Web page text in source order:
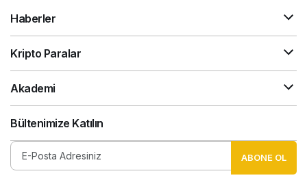
Haberler
Kripto Paralar
Akademi
Bültenimize Katılın
ABONE OL